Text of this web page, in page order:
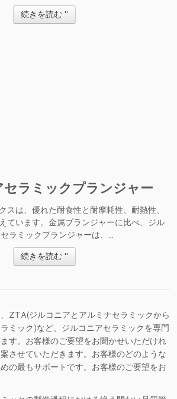
続きを読む "
セラミックプランジャー
スは、優れた耐食性と耐摩耗性、耐熱性、
ています。金属プランジャーに比べ、ジル
ラミックプランジャーは、...
続きを読む "
ZTA(ジルコニアとアルミナセラミックから
ミック)など、ジルコニアセラミックを専門
す。お客様のご要望をお聞かせいただけれ
させていただきます。お客様のどのような
の最もサポートです。お客様のご要望をお